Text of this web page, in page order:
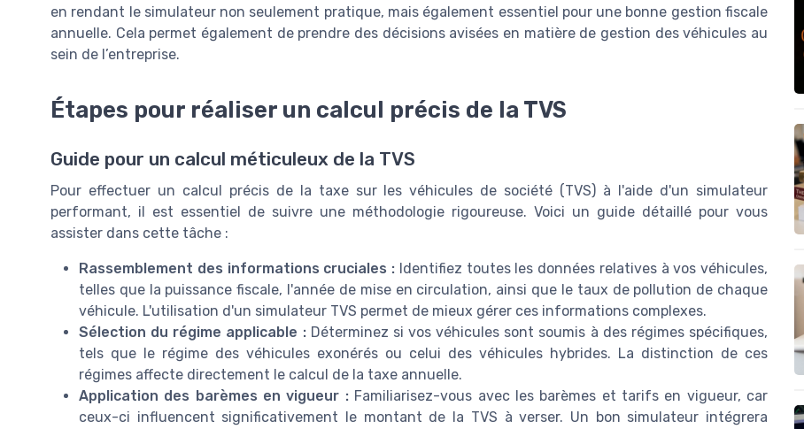
en rendant le simulateur non seulement pratique, mais également essentiel pour une bonne gestion fiscale
annuelle. Cela permet également de prendre des décisions avisées en matière de gestion desvéhicules au
sein de l’entreprise.
Étapes pour réaliser un calcul précis de la TVS
Guide pour un calcul méticuleux de la TVS
Pour effectuer un calcul précis de la taxe sur les véhicules de société (TVS) à l'aide d'un simulateur
performant, il est essentiel de suivre une méthodologie rigoureuse. Voici un guide détaillé pour vous
assister dans cette tâche :
Rassemblement des informations cruciales : Identifiez toutes les données relatives à vos véhicules,
telles que la puissance fiscale, l'année de mise en circulation, ainsi que le taux de pollution de chaque
véhicule. L'utilisation d'un simulateur TVS permet de mieux gérer ces informations complexes.
Sélection du régime applicable :Déterminez si vos véhicules sont soumis à des régimes spécifiques,
tels que le régime des véhicules exonérés ou celui des véhicules hybrides. La distinction de ces
régimes affecte directement le calcul de la taxe annuelle.
Application des barèmes en vigueur :Familiarisez-vous avec les barèmes et tarifs en vigueur, car
ceux-ci influencent significativement le montant de la TVS à verser. Un bon simulateur intégrera